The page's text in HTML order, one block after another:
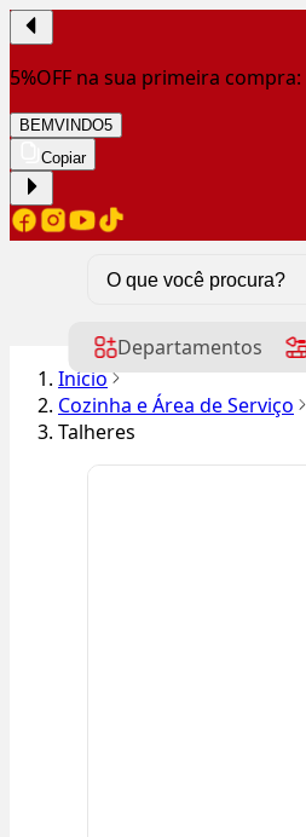
5%OFF na sua primeira compra:
BEMVINDO5
Copiar
Departamentos
Início
Cozinha e Área de Serviço
Talheres